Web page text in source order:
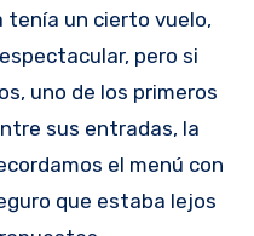
un cierto vuelo,
pero si
uno de los primeros
sus entradas, la
el menú con
que estaba lejos